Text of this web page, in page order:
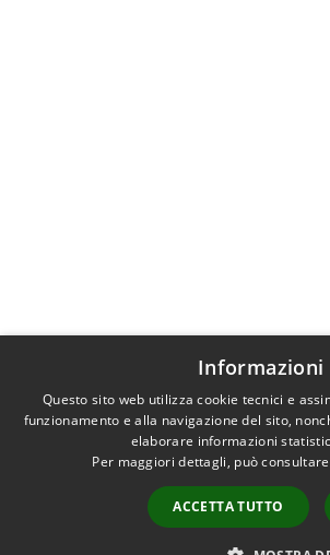
Informazioni
Questo sito web utilizza cookie tecnici e
funzionamento e alla navigazione del sito,
elaborare informazioni
Per maggiori dettagli, può
ACCETTA TUTTO